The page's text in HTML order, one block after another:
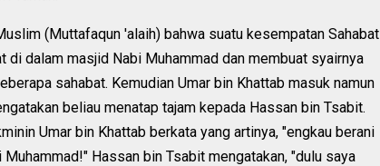
(Muttafaqun 'alaih) bahwa suatu kesempatan Sahabat
dalam masjid Nabi Muhammad dan membuat syairnya
sahabat. Kemudian Umar bin Khattab masuk namun
beliau menatap tajam kepada Hassan bin Tsabit.
Umar bin Khattab berkata yang artinya, "engkau berani
Hassan bin Tsabit mengatakan, "dulu saya